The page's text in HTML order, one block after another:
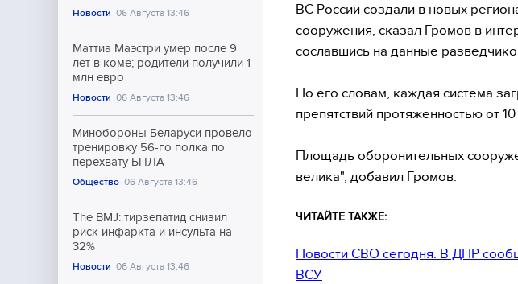
Новости 06 Августа 13:46
Маттиа Маэстри умер после 9
лет в коме; родители получили 1
млн евро
Новости 06 Августа 13:46
Минобороны Беларуси провело
тренировку 56-го полка по
перехвату БПЛА
Общество 06 Августа 13:46
The BMJ: тирзепатид снизил
риск инфаркта и инсульта на
32%
Новости 06 Августа 13:46
ВС России создали в новых
сооружения, сказал Громов в
сославшись на данные
По его словам, каждая система
препятствий протяженностью от
Площадь оборонительных
велика", добавил Громов.
ЧИТАЙТЕ ТАКЖЕ:
Новости СВО сегодня. В ДНР
ВСУ